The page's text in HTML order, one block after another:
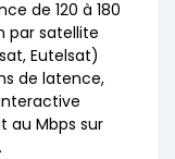
de 120 à 180
par satellite
Eutelsat)
de latence,
au Mbps sur